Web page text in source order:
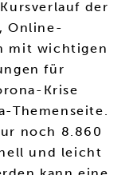
der
Online-
mit wichtigen
für
Krise
Themenseite.
noch 8.860
und leicht